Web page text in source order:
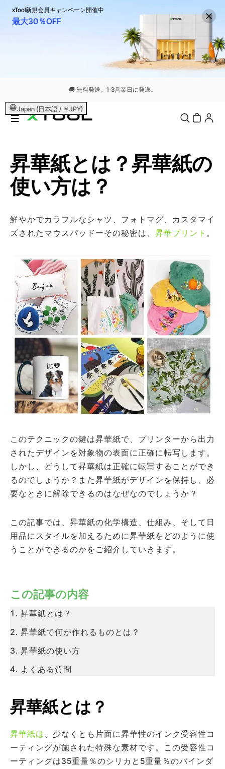
xTool新規会員キャンペーン開催中
最大30％OFF
Japan (日本語 / ￥JPY)
昇華紙とは？昇華紙の
鮮やかでカラフルなシャツ、フォトマグ、カスタマイ
ズされたマウスパッドーその秘密は、 昇華プリント 。
このテクニックの鍵は昇華紙で、プリンターから出力
されたデザインを対象物の表面に正確に転写します。
しかし、どうして昇華紙は正確に転写することができ
るのでしょうか？また昇華紙がデザインを保持し、必
要なときに解除できるのはなぜなのでしょうか？
この記事では、昇華紙の化学構造、仕組み、そして日
用品にスタイルを加えるために昇華紙をどのように使
うことができるのかをご紹介していきます。
この記事の内容
昇華紙とは？
昇華紙で何が作れるものとは？
昇華紙の使い方
よくある質問
昇華紙とは？
昇華紙は 、少なくとも片面に昇華性のインク受容性コ
ーティングが施された特殊な素材です。この受容性コ
ーティングは35重量％のシリカと5重量％のバインダ